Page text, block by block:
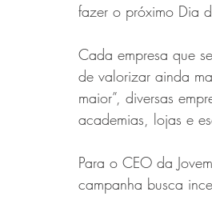
fazer o próximo Dia
Cada empresa que
de valorizar ainda
maior”, diversas
academias, lojas e
Para o CEO da
campanha busca